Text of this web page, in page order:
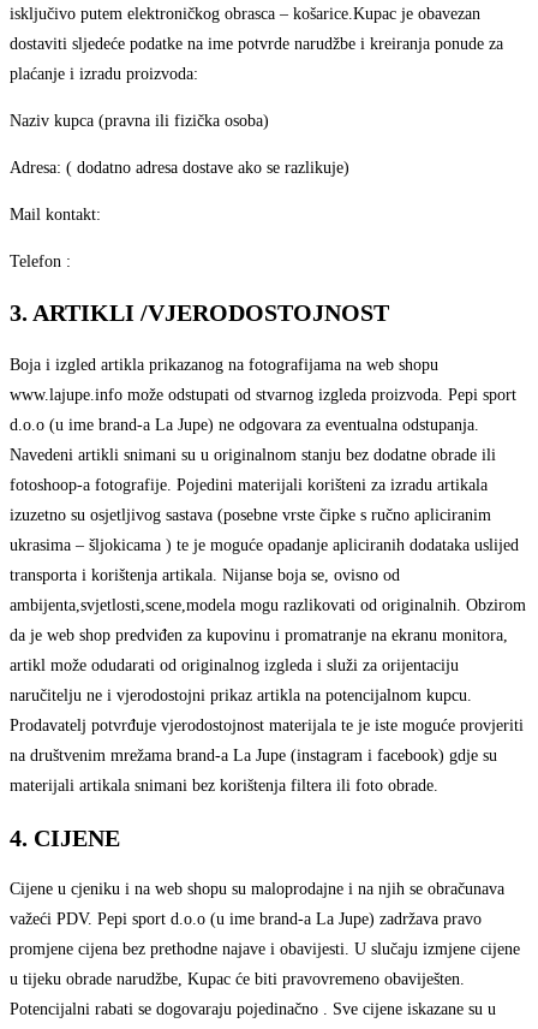
isključivo putem elektroničkog obrasca – košarice.Kupac je obavezan
dostaviti sljedeće podatke na ime potvrde narudžbe i kreiranja ponude za
plaćanje i izradu proizvoda:
Naziv kupca (pravna ili fizička osoba)
Adresa: ( dodatno adresa dostave ako se razlikuje)
Mail kontakt:
Telefon :
3. ARTIKLI /VJERODOSTOJNOST
Boja i izgled artikla prikazanog na fotografijama na web shopu
www.lajupe.info može odstupati od stvarnog izgleda proizvoda. Pepi sport
d.o.o (u ime brand-a La Jupe) ne odgovara za eventualna odstupanja.
Navedeni artikli snimani su u originalnom stanju bez dodatne obrade ili
fotoshoop-a fotografije. Pojedini materijali korišteni za izradu artikala
izuzetno su osjetljivog sastava (posebne vrste čipke s ručno apliciranim
ukrasima – šljokicama ) te je moguće opadanje apliciranih dodataka uslijed
transporta i korištenja artikala. Nijanse boja se, ovisno od
ambijenta,svjetlosti,scene,modela mogu razlikovati od originalnih. Obzirom
da je web shop predviđen za kupovinu i promatranje na ekranu monitora,
artikl može odudarati od originalnog izgleda i služi za orijentaciju
naručitelju ne i vjerodostojni prikaz artikla na potencijalnom kupcu.
Prodavatelj potvrđuje vjerodostojnost materijala te je iste moguće provjeriti
na društvenim mrežama brand-a La Jupe (instagram i facebook) gdje su
materijali artikala snimani bez korištenja filtera ili foto obrade.
4. CIJENE
Cijene u cjeniku i na web shopu su maloprodajne i na njih se obračunava
važeći PDV. Pepi sport d.o.o (u ime brand-a La Jupe) zadržava pravo
promjene cijena bez prethodne najave i obavijesti. U slučaju izmjene cijene
u tijeku obrade narudžbe, Kupac će biti pravovremeno obaviješten.
Potencijalni rabati se dogovaraju pojedinačno . Sve cijene iskazane su u